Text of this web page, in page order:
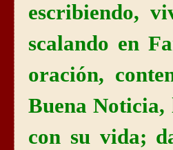
escribiendo,
scalando en
oración,
Buena Noticia,
con su vida;